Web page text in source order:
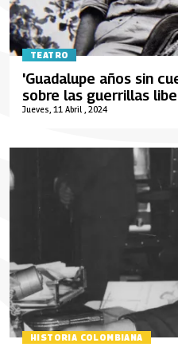
TEATRO
Jueves, 11 Abril , 2024
'Guadalupe años sin
sobre las guerrillas
HISTORIA COLOMBIANA